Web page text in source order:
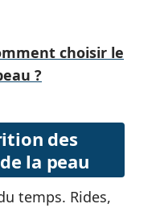
choisir le
?
des
la peau
temps. Rides,